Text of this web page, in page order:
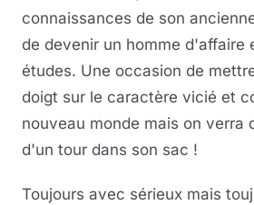
connaissances de son
de devenir un homme d'affaire
études. Une occasion de
doigt sur le caractère vicié et
nouveau monde mais on verra
d'un tour dans son sac !
Toujours avec sérieux mais